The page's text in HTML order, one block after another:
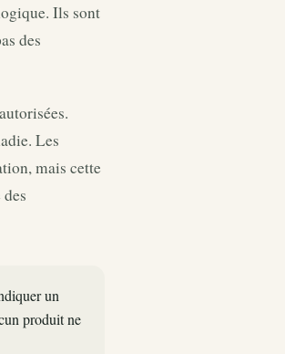
Ils sont
des
Les
mais cette
un
produit ne